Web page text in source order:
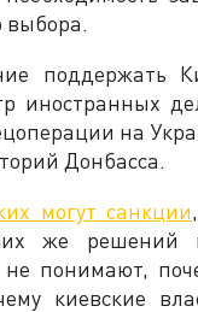
выбора.
поддержать
иностранных
на
Донбасса.
могут санкции
же решений
понимают,
киевские